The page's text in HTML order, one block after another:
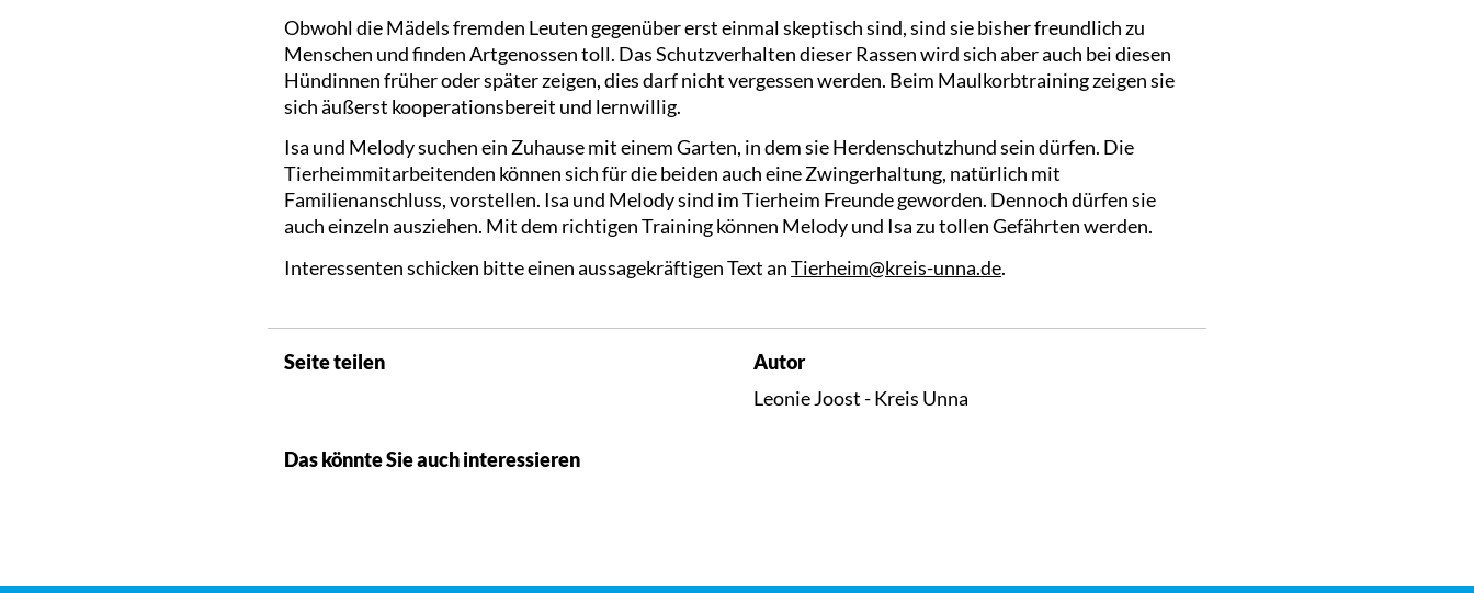
Obwohl die Mädels fremden Leuten gegenüber erst einmal skeptisch sind, sind sie bisher freundlich zu
Menschen und finden Artgenossen toll. Das Schutzverhalten dieser Rassen wird sich aber auch bei diesen
Hündinnen früher oder später zeigen, dies darf nicht vergessen werden. Beim Maulkorbtraining zeigen sie
sich äußerst kooperationsbereit und lernwillig.
Isa und Melody suchen ein Zuhause mit einem Garten, in dem sie Herdenschutzhund sein dürfen. Die
Tierheimmitarbeitenden können sich für die beiden auch eine Zwingerhaltung, natürlich mit
Familienanschluss, vorstellen. Isa und Melody sind im Tierheim Freunde geworden. Dennoch dürfen sie
auch einzeln ausziehen. Mit dem richtigen Training können Melody und Isa zu tollen Gefährten werden.
Interessenten schicken bitte einen aussagekräftigen Text anTierheim@kreis-unna.de.
Seite teilen
Autor
Leonie Joost - Kreis Unna
Das könnte Sie auch interessieren